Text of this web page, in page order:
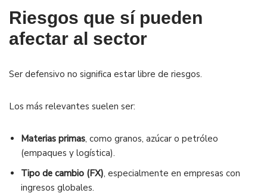
Riesgos que sí pueden
afectar al sector
Ser defensivo no significa estar libre de riesgos.
Los más relevantes suelen ser:
Materias primas, como granos, azúcar o petróleo
(empaques y logística).
Tipo de cambio (FX), especialmente en empresas con
ingresos globales.